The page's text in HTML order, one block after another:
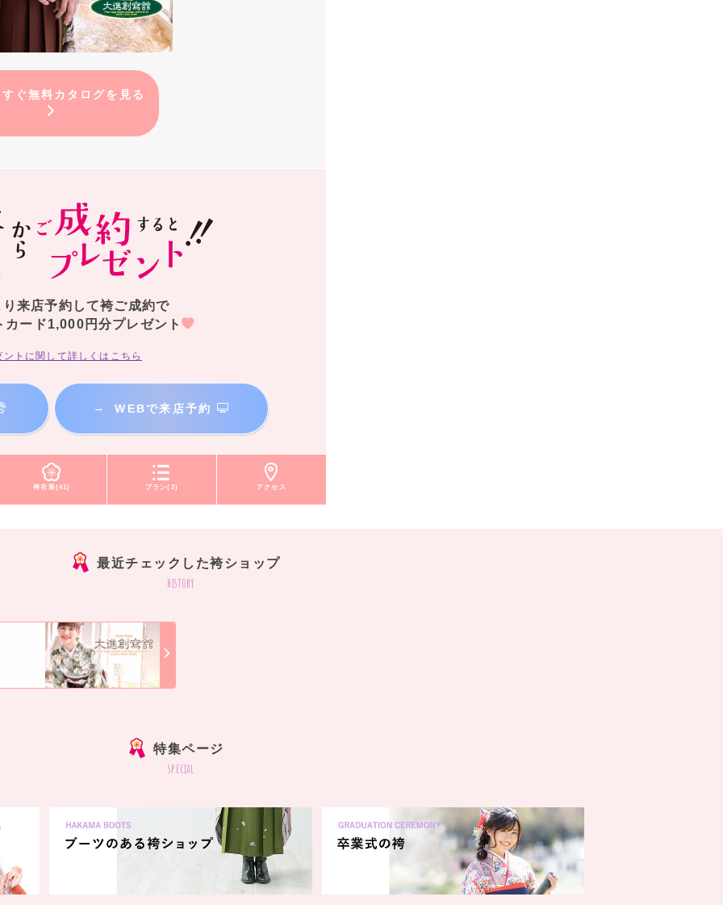
ぐ無料カタログを見る
来店予約して袴ご成約で
ード1,000円分プレゼント
トに関して詳しくはこちら
→ WEBで来店予約
袴衣装(41) プラン(3) アクセス
最近チェックした袴ショップ
history
特集ページ
special